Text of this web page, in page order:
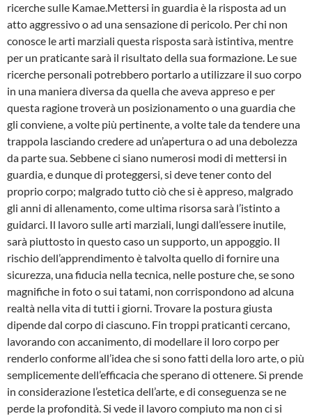
ricerche sulle Kamae.Mettersi in guardia è la risposta ad un
atto aggressivo o ad una sensazione di pericolo. Per chi non
conosce le arti marziali questa risposta sarà istintiva, mentre
per un praticante sarà il risultato della sua formazione. Le sue
ricerche personali potrebbero portarlo a utiliz­zare il suo corpo
in una maniera diversa da quella che aveva appreso e per
questa ragio­ne troverà un posizionamento o una guardia che
gli conviene, a volte più pertinente, a vol­te tale da tendere una
trappola lasciando credere ad un’apertura o ad una debolezza
da parte sua. Sebbene ci siano numerosi modi di mettersi in
guardia, e dunque di proteggersi, si deve tener conto del
proprio corpo; malgrado tutto ciò che si è appreso, malgrado
gli anni di allenamento, come ultima risorsa sarà l’istinto a
guidarci. Il lavoro sulle arti marziali, lungi dall’essere inutile,
sarà piuttosto in questo caso un supporto, un appoggio. Il
rischio del­l’apprendimento è talvolta quello di fornire una
sicurezza, una fiducia nella tecnica, nelle posture che, se sono
magnifiche in foto o sui tatami, non corrispondono ad alcuna
realtà nella vita di tutti i giorni. Trovare la postura giusta
dipende dal corpo di ciascuno. Fin troppi praticanti cercano,
lavorando con accanimento, di modellare il loro corpo per
renderlo con­forme all’idea che si sono fatti della loro arte, o più
semplicemente dell’efficacia che spera­no di ottenere. Si prende
in considerazione l’estetica dell’arte, e di conseguenza se ne
per­de la profondità. Si vede il lavoro compiuto ma non ci si